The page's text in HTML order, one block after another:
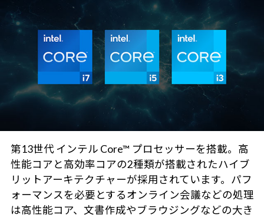
第13世代 インテル Core™ プロセッサーを搭載。高
性能コアと高効率コアの2種類が搭載されたハイブ
リットアーキテクチャーが採用されています。パフ
ォーマンスを必要とするオンライン会議などの処理
は高性能コア、文書作成やブラウジングなどの大き